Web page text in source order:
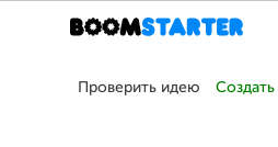
Проверить идею Создать